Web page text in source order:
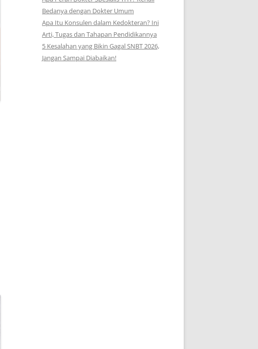
Bedanya dengan Dokter Umum
Apa Itu Konsulen dalam Kedokteran? Ini
Arti, Tugas dan Tahapan Pendidikannya
5 Kesalahan yang Bikin Gagal SNBT 2026,
Jangan Sampai Diabaikan!